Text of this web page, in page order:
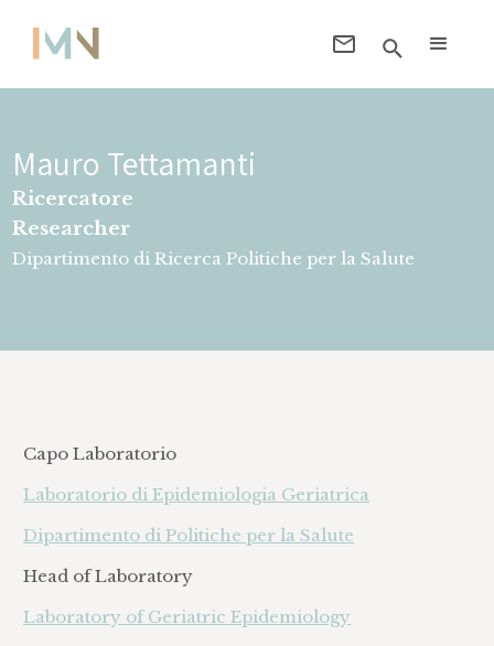
Mauro Tettamanti
Ricercatore
Researcher
Dipartimento di Ricerca Politiche per la Salute
Capo Laboratorio
Laboratorio di Epidemiologia Geriatrica
Dipartimento di Politiche per la Salute
Head of Laboratory
Laboratory of Geriatric Epidemiology